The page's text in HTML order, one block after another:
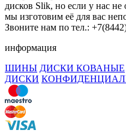
дисков Slik, но если у нас
мы изготовим её для вас
Звоните нам по тел.:
информация
ШИНЫ ДИСКИ КОВАНЫЕ
ДИСКИ